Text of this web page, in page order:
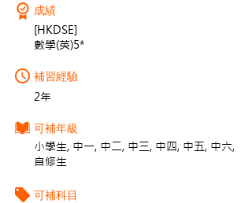
成績
[HKDSE]
數學(英)5*
補習經驗
2年
可補年級
小學生, 中一, 中二, 中三, 中四, 中五, 中六,
自修生
可補科目